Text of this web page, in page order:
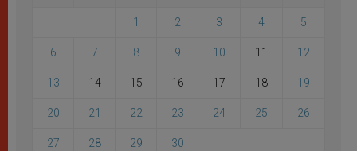
1 2 3 4 5
6 7 8 9 10 11 12
13 14 15 16 17 18 19
20 21 22 23 24 25 26
27 28 29 30